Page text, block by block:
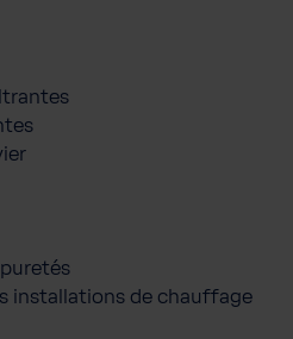
installations de chauffage